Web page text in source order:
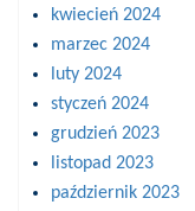
kwiecień 2024
marzec 2024
luty 2024
styczeń 2024
grudzień 2023
listopad 2023
październik 2023